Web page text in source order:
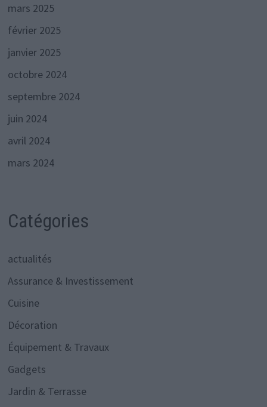
mars 2025
février 2025
janvier 2025
octobre 2024
septembre 2024
juin 2024
avril 2024
mars 2024
Catégories
actualités
Assurance & Investissement
Cuisine
Décoration
Équipement & Travaux
Gadgets
Jardin & Terrasse